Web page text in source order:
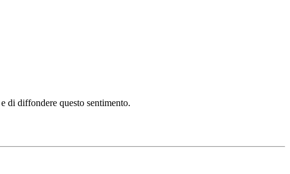
di diffondere questo sentimento.